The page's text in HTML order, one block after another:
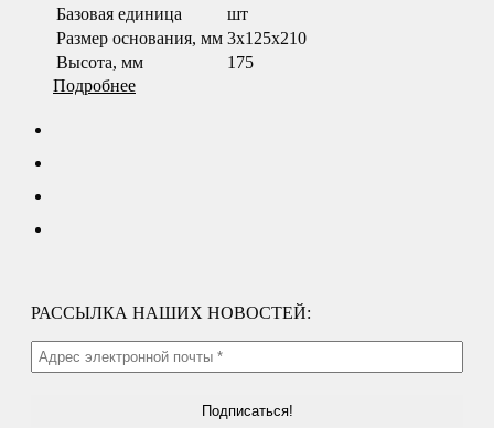
Базовая единица
шт
Размер основания, мм 3х125х210
Высота, мм
175
Подробнее
РАССЫЛКА НАШИХ НОВОСТЕЙ: